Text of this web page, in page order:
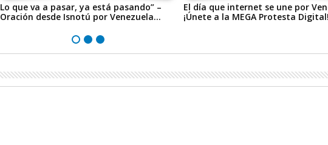
Lo que va a pasar, ya está pasando” –
Oración desde Isnotú por Venezuela...
El día que internet se une por
¡Únete a la MEGA Protesta Digital!